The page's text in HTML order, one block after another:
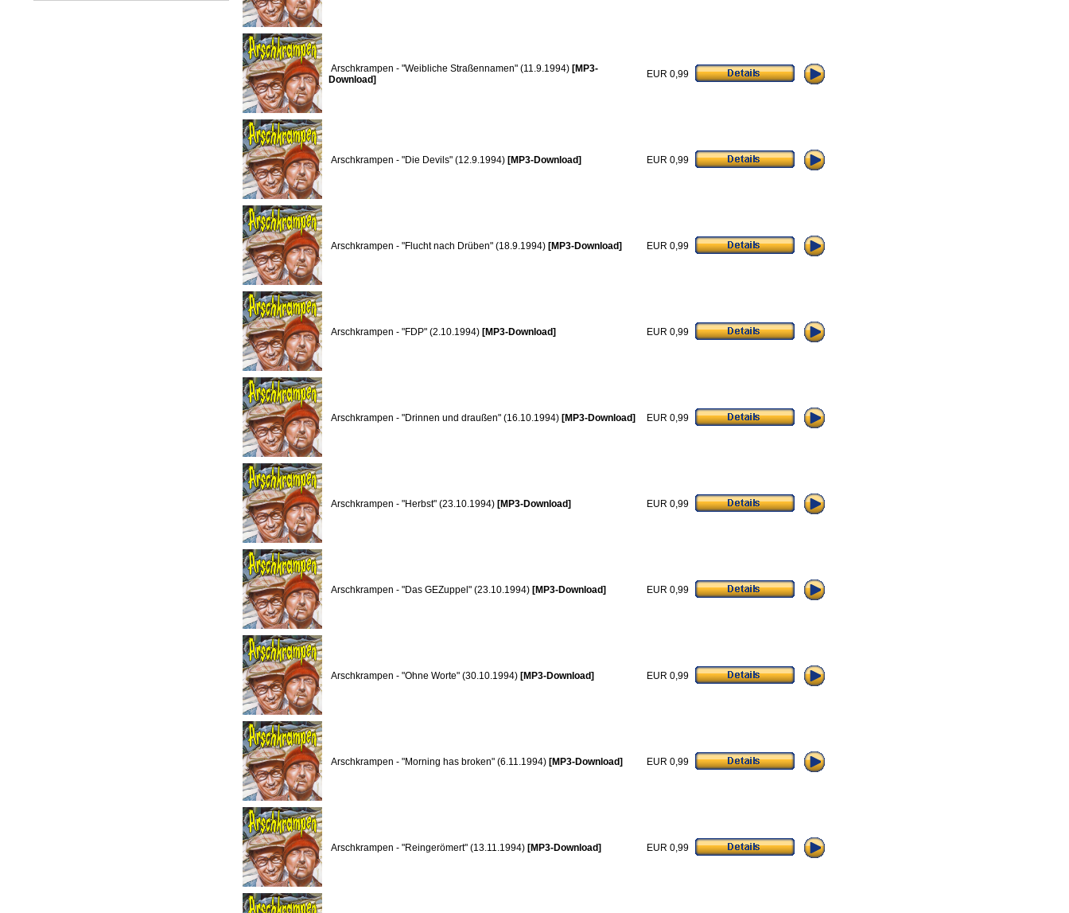
Arschkrampen - "Weibliche Straßennamen" (11.9.1994) [MP3-
Download]
EUR 0,99
Arschkrampen - "Die Devils" (12.9.1994) [MP3-Download] EUR 0,99
Arschkrampen - "Flucht nach Drüben" (18.9.1994) [MP3-Download] EUR 0,99
Arschkrampen - "FDP" (2.10.1994) [MP3-Download] EUR 0,99
Arschkrampen - "Drinnen und draußen" (16.10.1994) [MP3-Download] EUR 0,99
Arschkrampen - "Herbst" (23.10.1994) [MP3-Download] EUR 0,99
Arschkrampen - "Das GEZuppel" (23.10.1994) [MP3-Download] EUR 0,99
Arschkrampen - "Ohne Worte" (30.10.1994) [MP3-Download] EUR 0,99
Arschkrampen - "Morning has broken" (6.11.1994) [MP3-Download] EUR 0,99
Arschkrampen - "Reingerömert" (13.11.1994) [MP3-Download] EUR 0,99